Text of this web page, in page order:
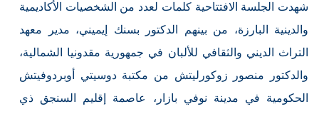
شهدت الجلسة الافتتاحية كلمات لعدد من الشخصيات الأكاديمية
والدينية البارزة، من بينهم الدكتور بسنك إيميني، مدير معهد
التراث الديني والثقافي للألبان في جمهورية مقدونيا الشمالية،
والدكتور منصور زوكورليتش من مكتبة دوسيتي أوبردوفيتش
الحكومية في مدينة نوفي بازار، عاصمة إقليم السنجق ذي